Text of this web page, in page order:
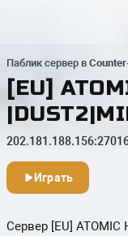
Паблик сервер в
[EU]
Играть
Сервер [EU] ATOMIC